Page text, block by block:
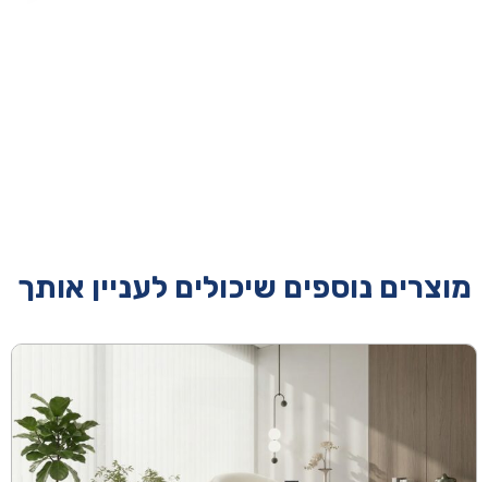
מוצרים נוספים שיכולים לעניין אותך